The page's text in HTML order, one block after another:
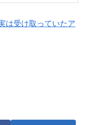
は受け取っていたア